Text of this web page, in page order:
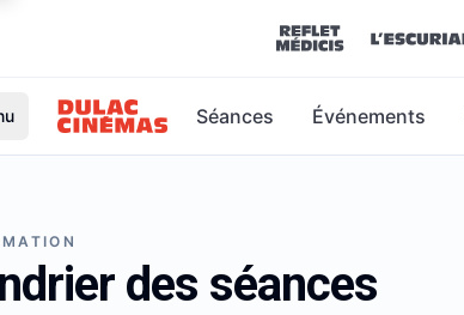
Séances Événements
des séances